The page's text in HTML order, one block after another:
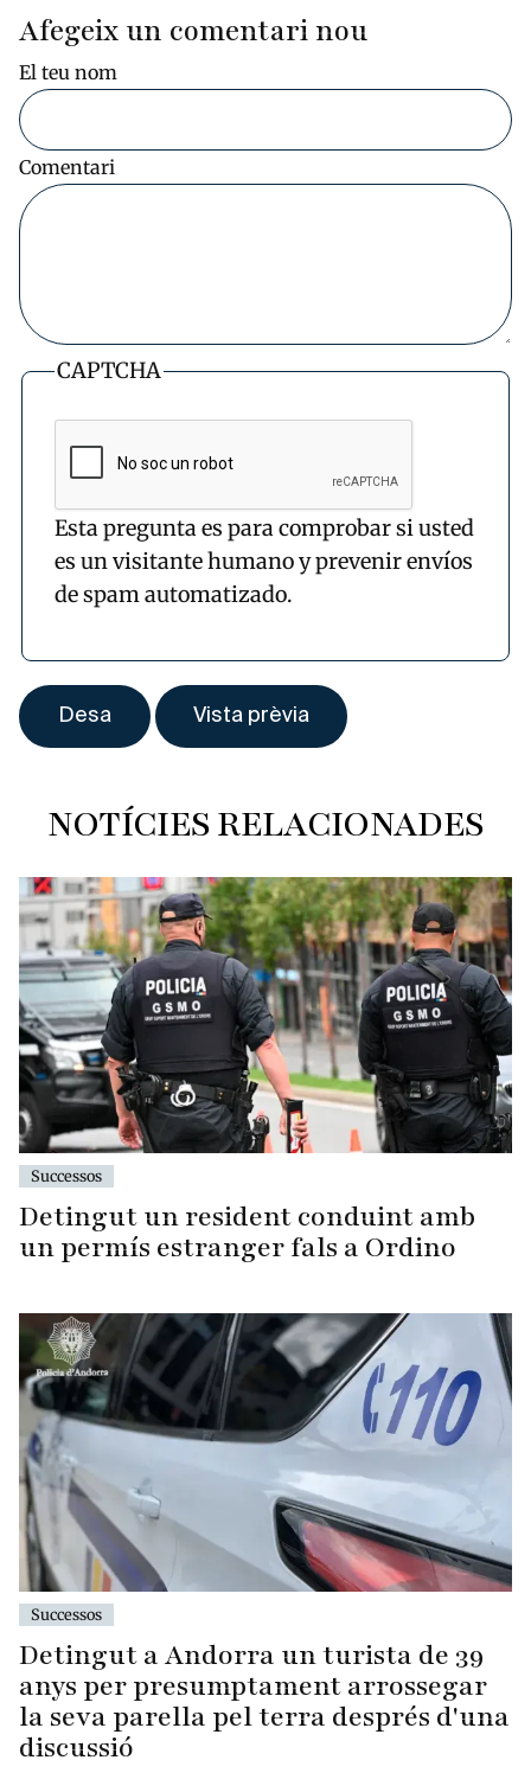
Afegeix un comentari nou
El teu nom
Comentari
CAPTCHA
Esta pregunta es para comprobar si usted
es un visitante humano y prevenir envíos
de spam automatizado.
NOTÍCIES RELACIONADES
Successos
Detingut un resident conduint amb
un permís estranger fals a Ordino
Successos
Detingut a Andorra un turista de 39
anys per presumptament arrossegar
la seva parella pel terra després d'una
discussió